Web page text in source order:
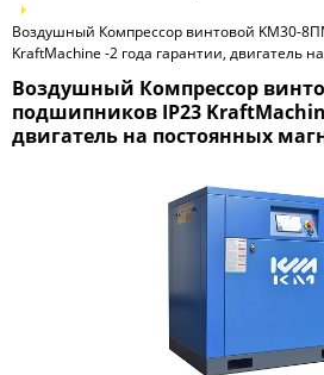
Воздушный Компрессор винтовой KM30-
KraftMachine -2 года гарантии, двигатель
Воздушный Компрессор
подшипников IP23
двигатель на постоянных